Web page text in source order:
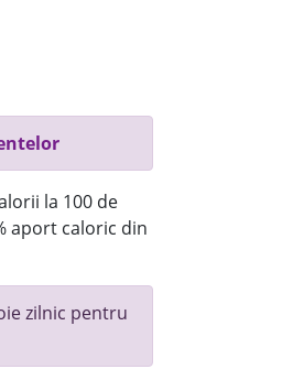
la 100 de
aport caloric din
zilnic pentru